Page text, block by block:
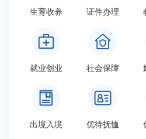
生育收养 证件办理
就业创业 社会保障
出境入境 优待抚恤